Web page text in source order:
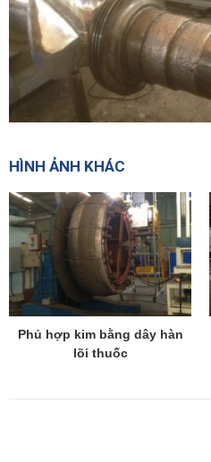
HÌNH ẢNH KHÁC
Phủ hợp kim bằng dây hàn
lõi thuốc